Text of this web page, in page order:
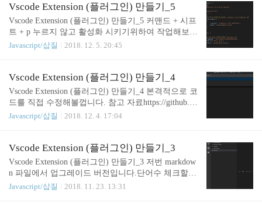
드부터 보여드리겠습니다. 설명보다 예제를 더 좋아
하기에 ㅎㅎ function translationText() { console.log('--
-----testCode--------'); const src_lang = 'kr'; const target_
lang = 'en'; let query = text; const headers = { 'Authoriza
tion': 'KakaoAK ..
Vscode Extension (플러그인) 만들기_5
Vscode Extension (플러그인) 만들기_5 커맨드 + 시프
트 + p 누르지 않고 활성화 시키기위하여 작업해보겠
습니다 ! 아 우선.. 함수 이름 바꿀께요 ~sayHello 였
문에 지워주세요 !(설명을 위하여 적었습니다) 결과 !
관련 문서 일부 입니다. menus -> 의 editor / context
를 이용하여 작성합니다. https://code.visualstudio.com/
docs/extensionAPI/extension-points#_contributesmenus v
scode extension 만드는데 문서가 생각보다 길고 많
Javascript/삽질 2018. 12. 5. 20:45
Vscode Extension (플러그인) 만들기_4
Vscode Extension (플러그인) 만들기_4 본격적으로 코
드를 직접 수정해볼껍니다. 참고 자료https://github.co
m/sculove/translator/blob/master/src/extension.ts 위의 코
strict'; import { window as vswindow, commands, Exten
sionContext, Range, } from 'vscode'; export function acti
vate(context: ExtensionContext) { console.log('Congratu
Javascript/삽질 2018. 12. 4. 17:04
Vscode Extension (플러그인) 만들기_3
Vscode Extension (플러그인) 만들기_3 저번 markdow
n 파일에서 업그레이드 버전입니다.단어수 체크할
때 Hi 를 계속 호출하기 귀찮으니자동으로 체크해주
Javascript/삽질 2018. 11. 23. 13:31